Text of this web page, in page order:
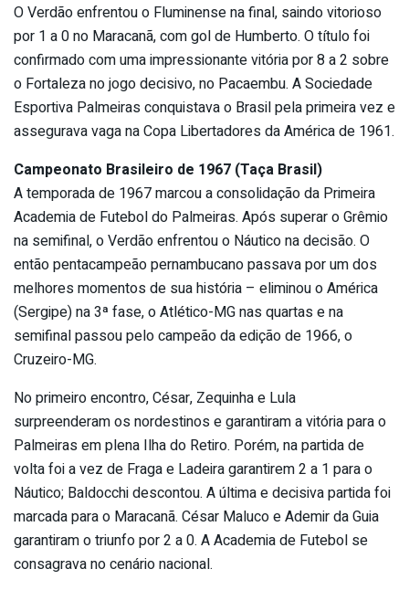
O Verdão enfrentou o Fluminense na final, saindo vitorioso
por 1 a 0 no Maracanã, com gol de Humberto. O título foi
confirmado com uma impressionante vitória por 8 a 2 sobre
o Fortaleza no jogo decisivo, no Pacaembu. A Sociedade
Esportiva Palmeiras conquistava o Brasil pela primeira vez e
assegurava vaga na Copa Libertadores da América de 1961.
Campeonato Brasileiro de 1967 (Taça Brasil)
A temporada de 1967 marcou a consolidação da Primeira
Academia de Futebol do Palmeiras. Após superar o Grêmio
na semifinal, o Verdão enfrentou o Náutico na decisão. O
então pentacampeão pernambucano passava por um dos
melhores momentos de sua história – eliminou o América
(Sergipe) na 3ª fase, o Atlético-MG nas quartas e na
semifinal passou pelo campeão da edição de 1966, o
Cruzeiro-MG.
No primeiro encontro, César, Zequinha e Lula
surpreenderam os nordestinos e garantiram a vitória para o
Palmeiras em plena Ilha do Retiro. Porém, na partida de
volta foi a vez de Fraga e Ladeira garantirem 2 a 1 para o
Náutico; Baldocchi descontou. A última e decisiva partida foi
marcada para o Maracanã. César Maluco e Ademir da Guia
garantiram o triunfo por 2 a 0. A Academia de Futebol se
consagrava no cenário nacional.